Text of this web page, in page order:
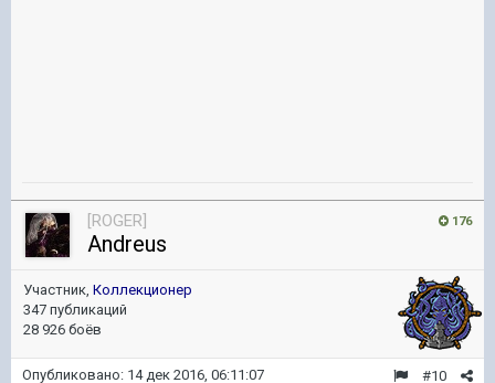
176
[ROGER]
Andreus
Участник, Коллекционер
347 публикаций
28 926 боёв
#10
Опубликовано: 14 дек 2016, 06:11:07